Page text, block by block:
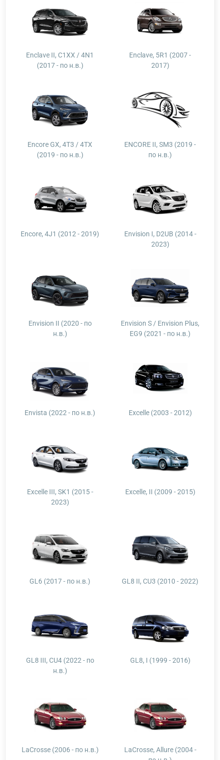
Enclave II, C1XX / 4N1
(2017 - по н.в.)
Enclave, 5R1 (2007 -
2017)
Encore GX, 4T3 / 4TX
(2019 - по н.в.)
ENCORE II, SM3 (2019 -
по н.в.)
Encore, 4J1 (2012 - 2019)
Envision I, D2UB (2014 -
2023)
Envision II (2020 - по
н.в.)
Envision S / Envision Plus,
EG9 (2021 - по н.в.)
Envista (2022 - по н.в.) Excelle (2003 - 2012)
Excelle III, SK1 (2015 -
2023)
Excelle, II (2009 - 2015)
GL6 (2017 - по н.в.) GL8 II, CU3 (2010 - 2022)
GL8 III, CU4 (2022 - по
н.в.)
GL8, I (1999 - 2016)
LaCrosse (2006 - по н.в.)
LaCrosse, Allure (2004 -